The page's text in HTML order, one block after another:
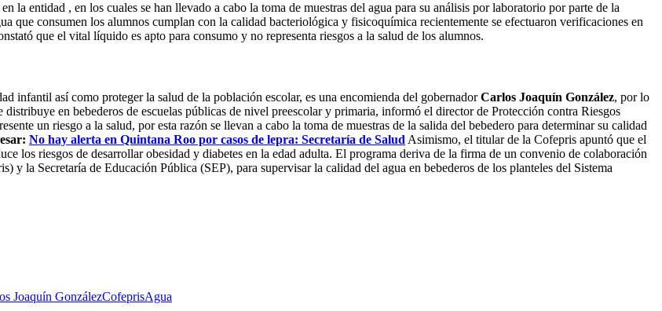
la entidad , en los cuales se han llevado a cabo la toma de muestras del agua para su análisis por laboratorio por parte de la
que consumen los alumnos cumplan con la calidad bacteriológica y fisicoquímica recientemente se efectuaron verificaciones en
que el vital líquido es apto para consumo y no representa riesgos a la salud de los alumnos.
infantil así como proteger la salud de la población escolar, es una encomienda del gobernadorCarlos Joaquín González, por lo
en bebederos de escuelas públicas de nivel preescolar y primaria, informó el director de Protección contra Riesgos
un riesgo a la salud, por esta razón se llevan a cabo la toma de muestras de la salida del bebedero para determinar su calidad
No hay alerta en Quintana Roo por casos de lepra: Secretaría de Salud Asimismo, el titular de la Cofepris apuntó que el
los riesgos de desarrollar obesidad y diabetes en la edad adulta. El programa deriva de la firma de un convenio de colaboración
y la Secretaría de Educación Pública (SEP), para supervisar la calidad del agua en bebederos de los planteles del Sistema
Joaquín GonzálezCofeprisAgua